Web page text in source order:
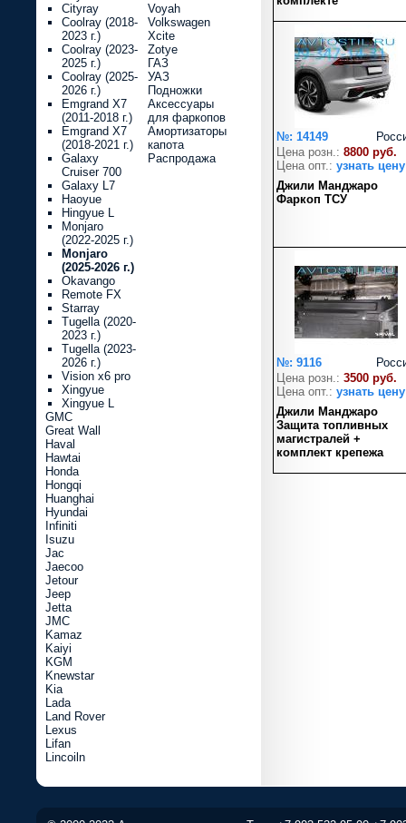
№: 14149
Цена розн.: 8800 руб.
Цена опт.: узнать цену
Джили Манджаро
Фаркоп ТСУ
№: 9116
Цена розн.: 3500 руб.
Цена опт.: узнать цену
Джили Манджаро
Защита топливных
магистралей +
комплект крепежа
Cityray
Coolray (2018-
2023 г.)
Coolray (2023-
2025 г.)
Coolray (2025-
2026 г.)
Emgrand X7
(2011-2018 г.)
Emgrand X7
(2018-2021 г.)
Galaxy
Cruiser 700
Galaxy L7
Haoyue
Hingyue L
Monjaro
(2022-2025 г.)
Monjaro
(2025-2026 г.)
Okavango
Remote FX
Starray
Tugella (2020-
2023 г.)
Tugella (2023-
2026 г.)
Vision x6 pro
Xingyue
Xingyue L
GMC
Great Wall
Haval
Hawtai
Honda
Hongqi
Huanghai
Hyundai
Infiniti
Isuzu
Jac
Jaecoo
Jetour
Jeep
Jetta
JMC
Kamaz
Kaiyi
KGM
Knewstar
Kia
Lada
Land Rover
Lexus
Lifan
Lincoiln
Voyah
Volkswagen
Xcite
Zotye
ГАЗ
УАЗ
Подножки
Аксессуары
для фаркопов
Амортизаторы
капота
Распродажа